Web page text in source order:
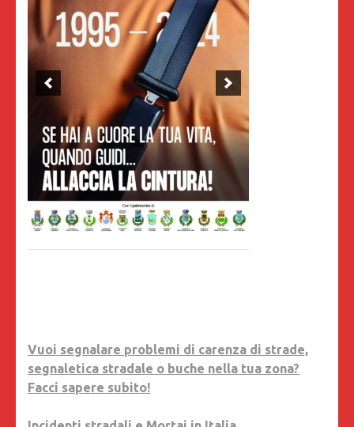
Vuoi segnalare problemi di carenza di strade,
segnaletica stradale o buche nella tua zona?
Facci sapere subito!